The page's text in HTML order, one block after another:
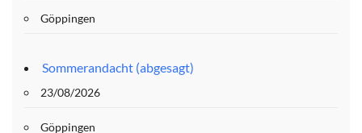
Göppingen
Sommerandacht (abgesagt)
23/08/2026
Göppingen